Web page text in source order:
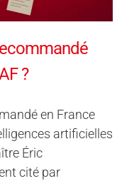
?
en France
artificielles
Éric
cité par